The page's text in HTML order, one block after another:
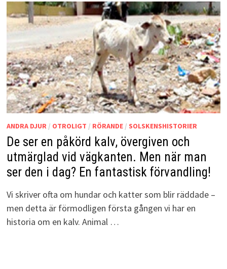
ANDRA DJUR/ OTROLIGT / RÖRANDE/ SOLSKENSHISTORIER
De ser en påkörd kalv, övergiven och
utmärglad vid vägkanten. Men när man
ser den i dag? En fantastisk förvandling!
Vi skriver ofta om hundar och katter som blir räddade –
men detta är förmodligen första gången vi har en
historia om en kalv. Animal …